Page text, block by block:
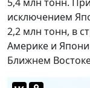
5,4 млн тонн.
исключением
2,2 млн тонн, в
Америке и
Ближнем